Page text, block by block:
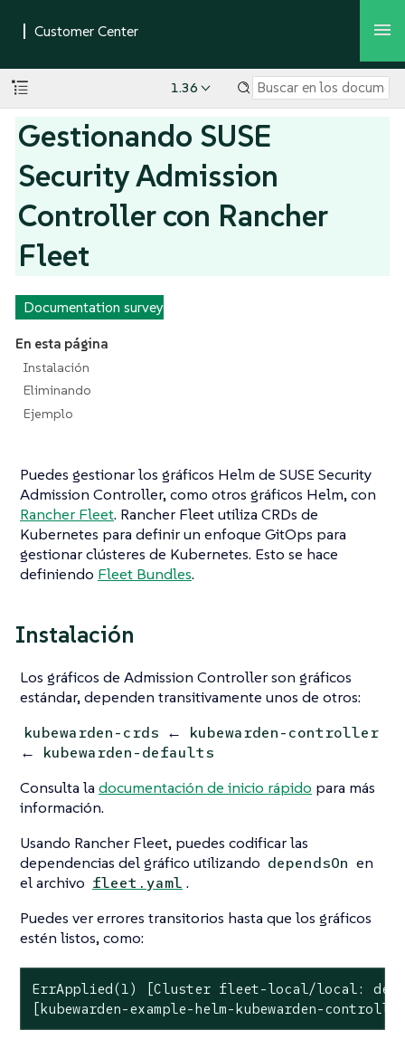
1.36
Gestionando SUSE
Security Admission
Controller con Rancher
Fleet
Documentation survey
En esta página
Instalación
Eliminando
Ejemplo
Puedes gestionar los gráficos Helm de SUSE Security
Admission Controller, como otros gráficos Helm, con
Rancher Fleet. Rancher Fleet utiliza CRDs de
Kubernetes para definir un enfoque GitOps para
gestionar clústeres de Kubernetes. Esto se hace
definiendo Fleet Bundles.
Instalación
Los gráficos de Admission Controller son gráficos
estándar, dependen transitivamente unos de otros:
kubewarden-crds ← kubewarden-controller
← kubewarden-defaults
Consulta la documentación de inicio rápido para más
información.
Usando Rancher Fleet, puedes codificar las
dependencias del gráfico utilizando dependsOn en
el archivo fleet.yaml .
Puedes ver errores transitorios hasta que los gráficos
estén listos, como:
ErrApplied(1) [Cluster fleet-local/local:
[kubewarden-example-helm-kubewarden-